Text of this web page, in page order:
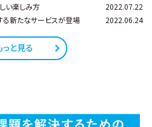
い楽しみ方
2022.07.22
る新たなサービスが登場 2022.06.24
っと見る